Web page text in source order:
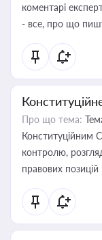
коментарі
- все, про що
Про що тема:
Конституційним
контролю,
правових позицій